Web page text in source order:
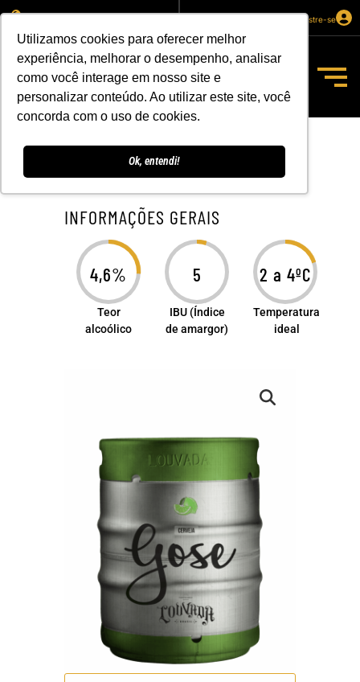
Utilizamos cookies para oferecer melhor
experiência, melhorar o desempenho, analisar
como você interage em nosso site e
personalizar conteúdo. Ao utilizar este site, você
concorda com o uso de cookies.
Ok, entendi!
Entre ou cadastre-se
INFORMAÇÕES GERAIS
4,6%
Teor
alcoólico
5
IBU (Índice
de amargor)
2 a 4ºC
Temperatura
ideal